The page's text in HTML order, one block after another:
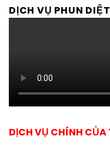
DỊCH VỤ PHUN
DỊCH VỤ CHÍNH CỦA